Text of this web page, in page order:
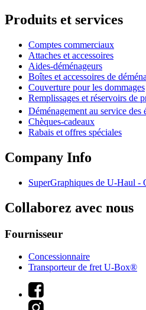
Produits et services
Comptes commerciaux
Attaches et accessoires
Aides-déménageurs
Boîtes et accessoires de
Couverture pour les dommages
Remplissages et réservoirs de
Déménagement au service des
Chèques-cadeaux
Rabais et offres spéciales
Company Info
SuperGraphiques de U-Haul -
Collaborez avec nous
Fournisseur
Concessionnaire
Transporteur de fret U-Box®